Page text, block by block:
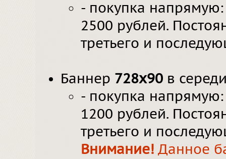
- покупка
2500 рублей.
третьего и
Баннер 728х90 в
- покупка
1200 рублей.
третьего и
Внимание! Данное